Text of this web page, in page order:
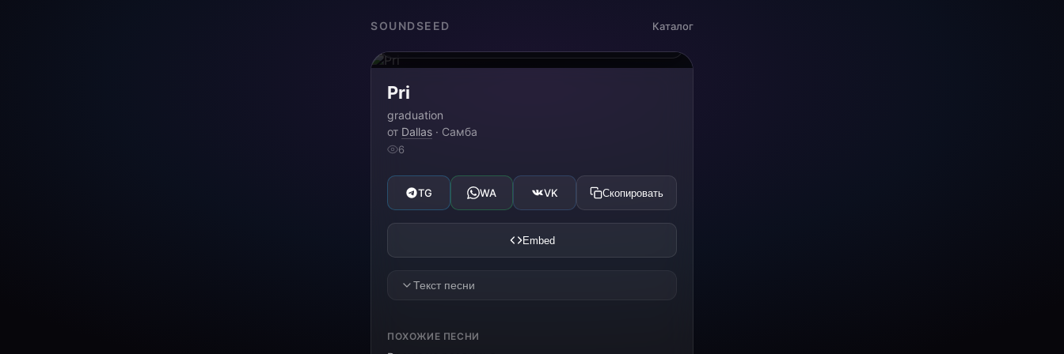
SOUNDSEED Каталог
Pri
graduation
от Dallas · Самба
6
TG WA VK Скопировать
Embed
Текст песни
Levando no peito a força de sonhar no Rio de
ПОХОЖИЕ ПЕСНИ